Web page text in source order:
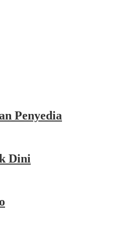
Penyedia
Dini